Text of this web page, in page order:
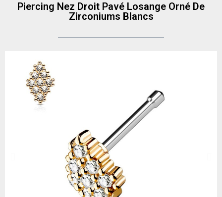
Piercing Nez Droit Pavé Losange Orné De
Zirconiums Blancs